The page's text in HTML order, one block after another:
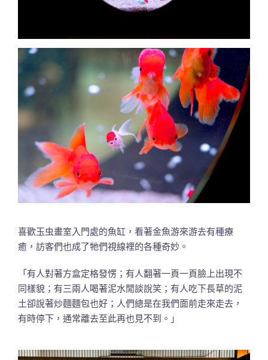
喜歡玉虫畫室入門處的魚缸，看著金魚游來游去有種療
癒，訪客們也成了牠們視線裡的各種奇妙。
「有人對著方盒定格發愣；有人翻著一頁一頁臉上出現不
同樣貌；有三兩人喝著泥水閒談說笑；有人吃下長草的泥
土卻說著炒麵麵包也好；人們總是在我們面前走來走去，
有時停下，通常離去至此再也見不到。」